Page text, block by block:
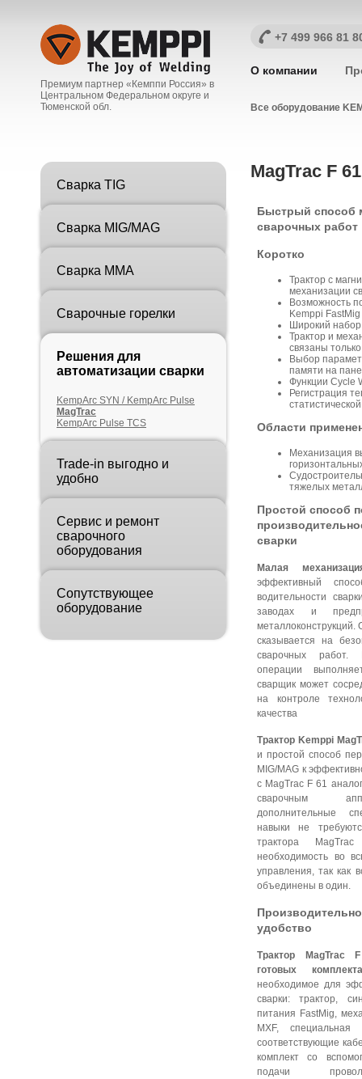
Премиум партнер «Кемппи Россия» в
Центральном Федеральном округе и
Тюменской обл.
+7 499 966 81
О компании
Все оборудование
Сварка TIG
Сварка MIG/MAG
Сварка MMA
Сварочные горелки
Решения для
автоматизации сварки
KempArc SYN / KempArc Pulse
MagTrac
KempArc Pulse TCS
Trade-in выгодно и
удобно
Сервис и ремонт
сварочного
оборудования
Сопутствующее
оборудование
MagTrac F 61
Быстрый способ
сварочных работ
Коротко
Трактор с
механизации
Возможность
Kemppi
Широкий
Трактор и
связаны
Выбор
памяти на
Функции Cycle
Регистрация
Области
Механизация
тяжелых
Простой способ
сварки
Малая
эффективный
водительности
заводах и
металлоконструкций.
сказывается на
сварочных работ.
операции
сварщик может
на контроле
качества
Трактор Kemppi
и простой способ
MIG/MAG к
с MagTrac F 61
сварочным
дополнительные
навыки не
трактора
необходимость во
управления, так как
объединены в один.
удобство
Трактор MagTrac
готовых
необходимое для
сварки: трактор,
питания FastMig,
MXF,
соответствующие
комплект со
подачи